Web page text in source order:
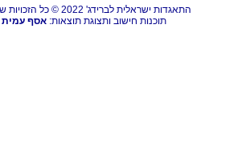
התאגדות ישראלית לברידג' 2022 © כל הזכויות שמורות
תוכנות חישוב ותצוגת תוצאות:אסף עמית